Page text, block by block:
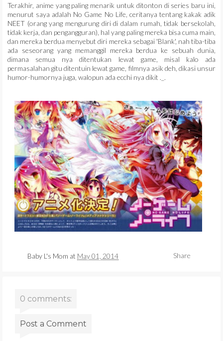
Terakhir, anime yang paling menarik untuk ditonton di series baru ini,
menurut saya adalah No Game No Life, ceritanya tentang kakak adik
NEET (orang yang mengurung diri di dalam rumah, tidak bersekolah,
tidak kerja, dan pengangguran), hal yang paling mereka bisa cuma main,
dan mereka berdua menyebut diri mereka sebagai 'Blank', nah tiba-tiba
ada seseorang yang memanggil mereka berdua ke sebuah dunia,
dimana semua nya ditentukan lewat game, misal kalo ada
permasalahan gitu ditentuin lewat game, filmnya asik deh, dikasi unsur
humor-humornya juga, walopun ada ecchi nya dikit ._.
Baby L's Mom at May 01, 2014 Share
0 comments:
Post a Comment